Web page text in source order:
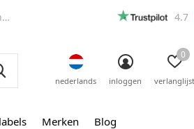
Merken Blog
nederlands inloggen verlanglijst
0
4.7